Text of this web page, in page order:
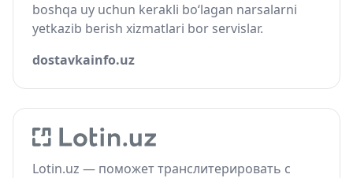
boshqa uy uchun kerakli bo‘lagan narsalarni
yetkazib berish xizmatlari bor servislar.
dostavkainfo.uz
Lotin.uz — поможет транслитерировать с